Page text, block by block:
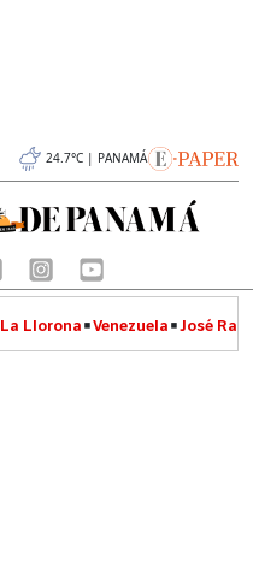
24.7°C | PANAMÁ
La Llorona Venezuela José